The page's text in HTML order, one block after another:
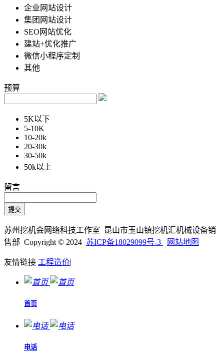
企业网站设计
集团网站设计
SEO网站优化
建站+优化推广
微信小程序定制
其他
预算
5K以下
5-10K
10-20k
20-30k
30-50k
50k以上
留言
苏州挖机会网络科技工作室 昆山市玉山镇挖机汇机械设备销
售部 Copyright © 2024 苏ICP备18029099号-3 网站地图
友情链接 工程造价|
首页
电话